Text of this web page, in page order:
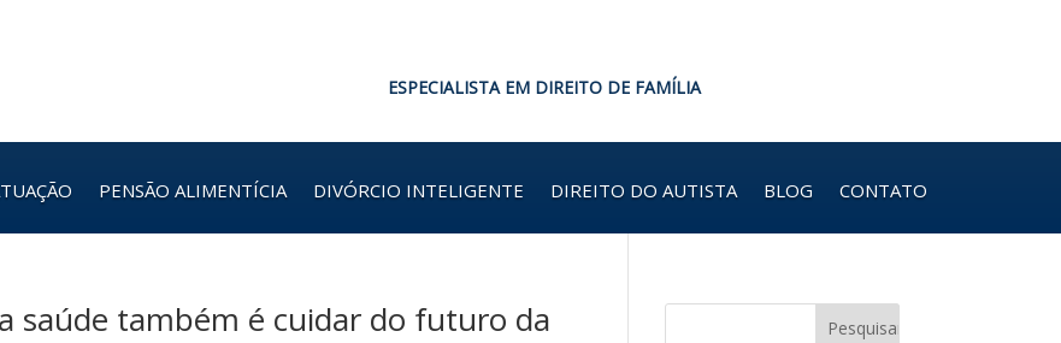
ESPECIALISTA EM DIREITO DE FAMÍLIA
PENSÃO ALIMENTÍCIA DIVÓRCIO INTELIGENTE DIREITO DO AUTISTA BLOG CONTATO
saúde também é cuidar do futuro da